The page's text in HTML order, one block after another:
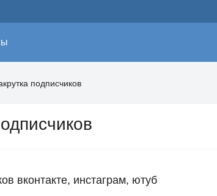
подписчиков
вконтакте, инстаграм, ютуб